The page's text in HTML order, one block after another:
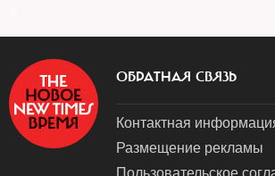
ОБРАТНАЯ СВЯЗЬ
Контактная
Размещение рекламы